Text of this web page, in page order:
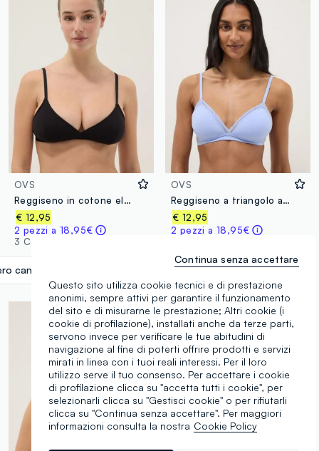
OVS
Reggiseno in cotone elasticizzato nero con spalline sottili
€ 12,95
2 pezzi a 18,95€
3 Colori
canna di fucile
OVS
Reggiseno a triangolo azzurro con dettaglio in pizzo
€ 12,95
2 pezzi a 18,95€
Questo sito utilizza cookie tecnici e di prestazione
anonimi, sempre attivi per garantire il funzionamento
del sito e di misurarne le prestazione; Altri cookie (i
cookie di profilazione), installati anche da terze parti,
servono invece per verificare le tue abitudini di
navigazione al fine di poterti offrire prodotti e servizi
mirati in linea con i tuoi reali interessi. Per il loro
utilizzo serve il tuo consenso. Per accettare i cookie
di profilazione clicca su "accetta tutti i cookie", per
selezionarli clicca su "Gestisci cookie" o per rifiutarli
clicca su "Continua senza accettare". Per maggiori
informazioni consulta la nostra Cookie Policy
Continua senza accettare